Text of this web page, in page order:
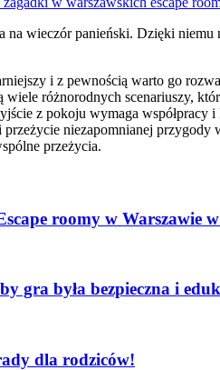
wieczór panieński. Dzięki
i z pewnością warto go
różnorodnych scenariuszy,
z pokoju wymaga współpracy
niezapomnianej
przeżycia.
roomy w Warszawie
gra była bezpieczna i
dla rodziców!